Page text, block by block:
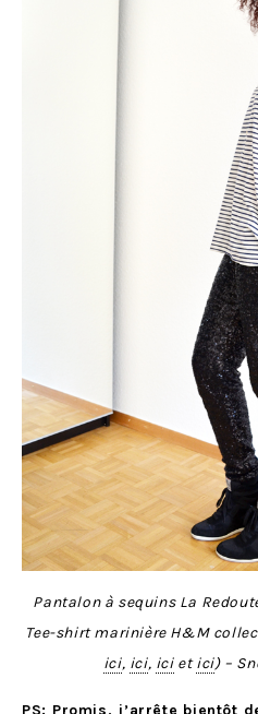
Pantalon à sequins La
Tee-shirt marinière H&M
ici, ici, icietici) –
PS: Promis, j’arrête bientôt